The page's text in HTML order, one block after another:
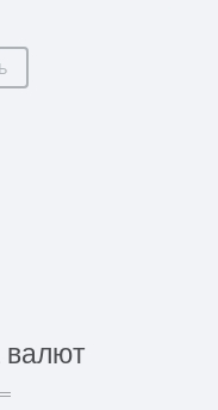
валют